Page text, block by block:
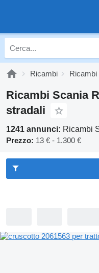
Ricambi Ricambi
Ricambi Scania
stradali
1241 annunci: Ricambi
Prezzo: 13 € - 1.300 €